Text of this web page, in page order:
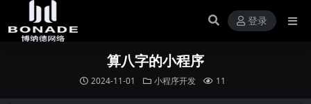
登录
算八字的小程序
2024-11-01 小程序开发 11